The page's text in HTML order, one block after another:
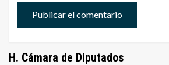
H. Cámara de Diputados